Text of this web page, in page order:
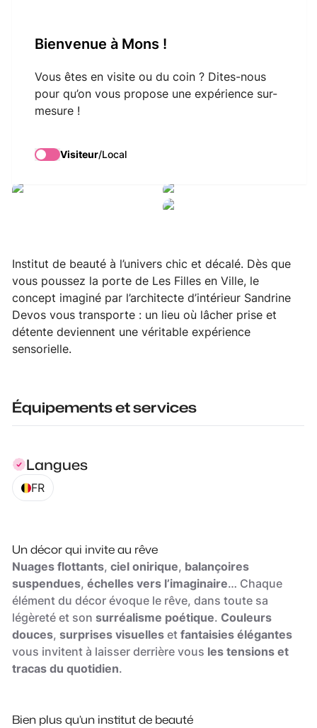
Bienvenue à Mons !
Vous êtes en visite ou du coin ? Dites-nous
pour qu’on vous propose une expérience sur-
mesure !
Visiteur/Local
Les Filles en Ville
Institut de beauté à l’univers chic et décalé. Dès que
vous poussez la porte de Les Filles en Ville, le
concept imaginé par l’architecte d’intérieur Sandrine
Devos vous transporte : un lieu où lâcher prise et
détente deviennent une véritable expérience
sensorielle.
Équipements et services
Langues
FR
Un décor qui invite au rêve
Nuages flottants,ciel onirique, balançoires
suspendues,échelles vers l’imaginaire… Chaque
élément du décor évoque le rêve, dans toute sa
légèreté et sonsurréalisme poétique. Couleurs
douces,surprises visuelles etfantaisies élégantes
vous invitent à laisser derrière vous les tensions et
tracas du quotidien.
Bien plus qu’un institut de beauté